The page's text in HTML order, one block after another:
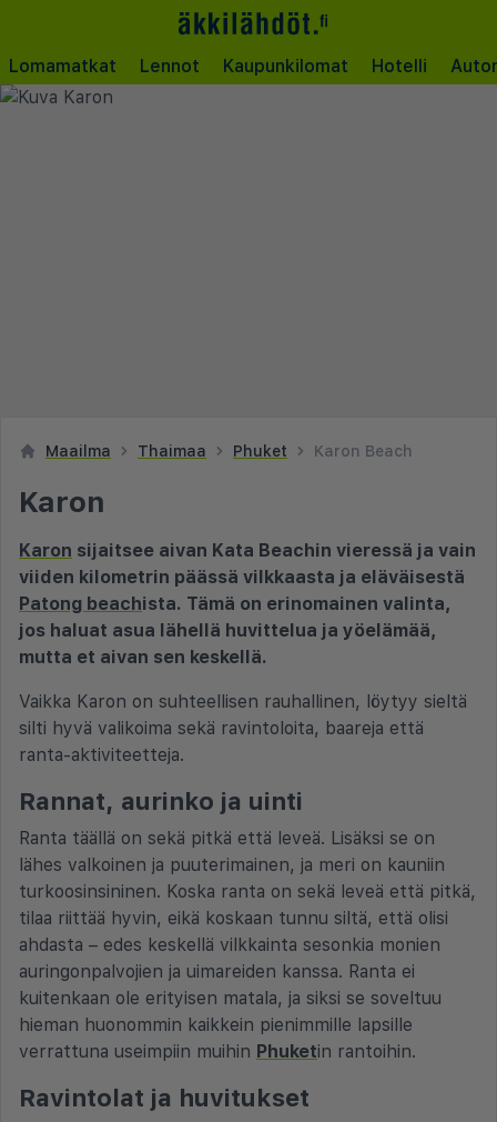
Lomamatkat Lennot Kaupunkilomat Hotelli
Maailma Thaimaa Phuket Karon Beach
Karon
Karon sijaitsee aivan Kata Beachin vieressä ja vain
viiden kilometrin päässä vilkkaasta ja eläväisestä
Patong beachista. Tämä on erinomainen valinta,
jos haluat asua lähellä huvittelua ja yöelämää,
mutta et aivan sen keskellä.
Vaikka Karon on suhteellisen rauhallinen, löytyy sieltä
silti hyvä valikoima sekä ravintoloita, baareja että
ranta-aktiviteetteja.
Rannat, aurinko ja uinti
Ranta täällä on sekä pitkä että leveä. Lisäksi se on
lähes valkoinen ja puuterimainen, ja meri on kauniin
turkoosinsininen. Koska ranta on sekä leveä että pitkä,
tilaa riittää hyvin, eikä koskaan tunnu siltä, että olisi
ahdasta – edes keskellä vilkkainta sesonkia monien
auringonpalvojien ja uimareiden kanssa. Ranta ei
kuitenkaan ole erityisen matala, ja siksi se soveltuu
hieman huonommin kaikkein pienimmille lapsille
verrattuna useimpiin muihin Phuketin rantoihin.
Ravintolat ja huvitukset